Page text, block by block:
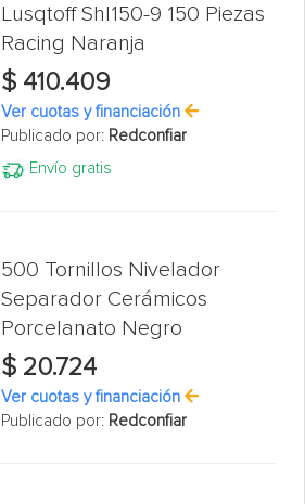
Lusqtoff Shl150-9 150 Piezas
Racing Naranja
$ 410.409
Ver cuotas y financiación
Publicado por: Redconfiar
Envío gratis
500 Tornillos Nivelador
Separador Cerámicos
Porcelanato Negro
$ 20.724
Ver cuotas y financiación
Publicado por: Redconfiar